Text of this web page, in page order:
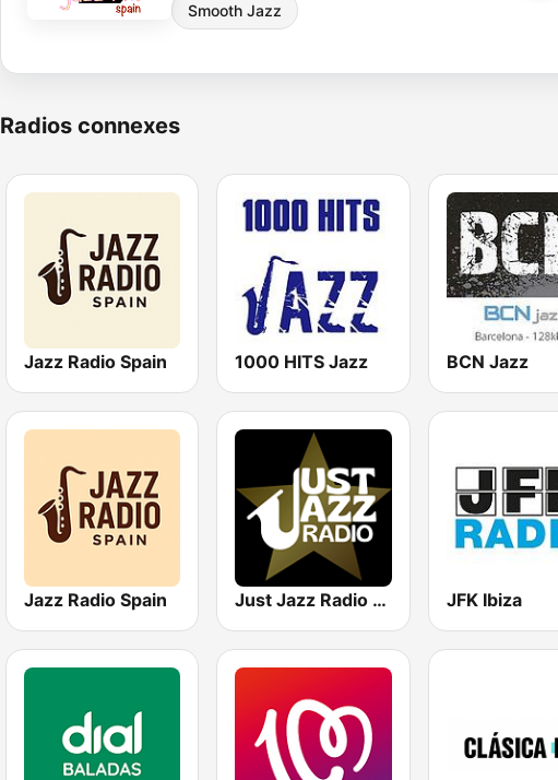
Smooth Jazz
Radios connexes
Jazz Radio Spain 1000 HITS Jazz BCN Jazz
Jazz Radio Spain Just Jazz Radio - Smooth Jazz JFK Ibiza